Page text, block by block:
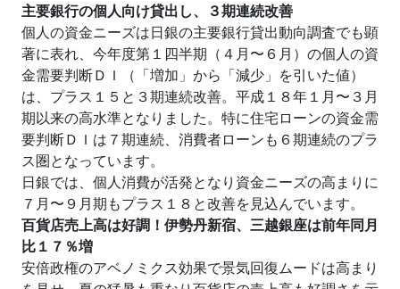
主要銀行の個人向け貸出し、３期連続改善
個人の資金ニーズは日銀の主要銀行貸出動向調査でも顕
著に表れ、今年度第１四半期（４月〜６月）の個人の資
金需要判断ＤＩ（「増加」から「減少」を引いた値）
は、プラス１５と３期連続改善。平成１８年１月〜３月
期以来の高水準となりました。特に住宅ローンの資金需
要判断ＤＩは７期連続、消費者ローンも６期連続のプラ
ス圏となっています。
日銀では、個人消費が活発となり資金ニーズの高まりに
７月〜９月期もプラス１８と改善を見込んでいます。
百貨店売上高は好調！伊勢丹新宿、三越銀座は前年同月
比１７％増
安倍政権のアベノミクス効果で景気回復ムードは高まり